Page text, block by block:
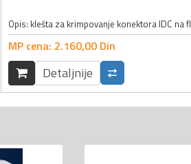
MP cena: 2.160,00 Din
Detaljnije